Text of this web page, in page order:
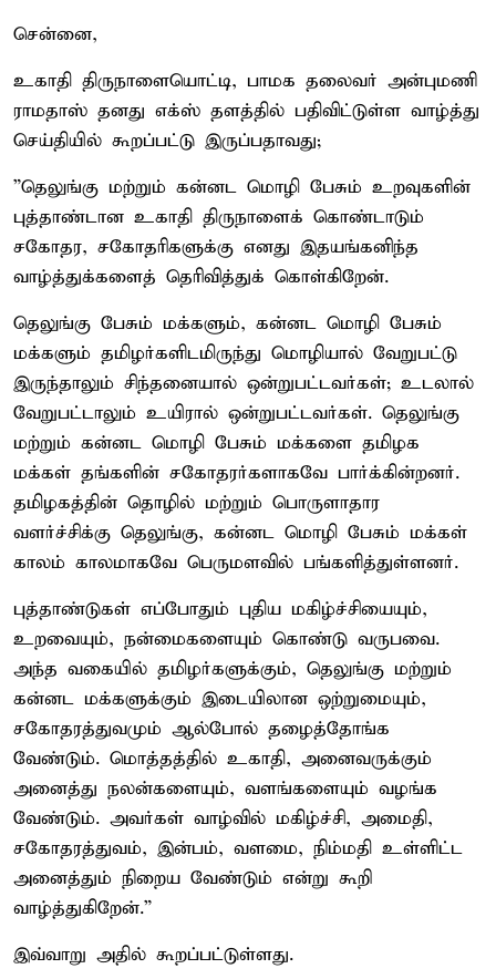
சென்னை,
உகாதி திருநாளையொட்டி, பாமக தலைவர் அன்புமணி
ராமதாஸ் தனது எக்ஸ் தளத்தில் பதிவிட்டுள்ள வாழ்த்து
செய்தியில் கூறப்பட்டு இருப்பதாவது;
”தெலுங்கு மற்றும் கன்னட மொழி பேசும் உறவுகளின்
புத்தாண்டான உகாதி திருநாளைக் கொண்டாடும்
சகோதர, சகோதரிகளுக்கு எனது இதயங்கனிந்த
வாழ்த்துக்களைத் தெரிவித்துக் கொள்கிறேன்.
தெலுங்கு பேசும் மக்களும், கன்னட மொழி பேசும்
மக்களும் தமிழர்களிடமிருந்து மொழியால் வேறுபட்டு
இருந்தாலும் சிந்தனையால் ஒன்றுபட்டவர்கள்; உடலால்
வேறுபட்டாலும் உயிரால் ஒன்றுபட்டவர்கள். தெலுங்கு
மற்றும் கன்னட மொழி பேசும் மக்களை தமிழக
மக்கள் தங்களின் சகோதரர்களாகவே பார்க்கின்றனர்.
தமிழகத்தின் தொழில் மற்றும் பொருளாதார
வளர்ச்சிக்கு தெலுங்கு, கன்னட மொழி பேசும் மக்கள்
காலம் காலமாகவே பெருமளவில் பங்களித்துள்ளனர்.
புத்தாண்டுகள் எப்போதும் புதிய மகிழ்ச்சியையும்,
உறவையும், நன்மைகளையும் கொண்டு வருபவை.
அந்த வகையில் தமிழர்களுக்கும், தெலுங்கு மற்றும்
கன்னட மக்களுக்கும் இடையிலான ஒற்றுமையும்,
சகோதரத்துவமும் ஆல்போல் தழைத்தோங்க
வேண்டும். மொத்தத்தில் உகாதி, அனைவருக்கும்
அனைத்து நலன்களையும், வளங்களையும் வழங்க
வேண்டும். அவர்கள் வாழ்வில் மகிழ்ச்சி, அமைதி,
சகோதரத்துவம், இன்பம், வளமை, நிம்மதி உள்ளிட்ட
அனைத்தும் நிறைய வேண்டும் என்று கூறி
வாழ்த்துகிறேன்.”
இவ்வாறு அதில் கூறப்பட்டுள்ளது.